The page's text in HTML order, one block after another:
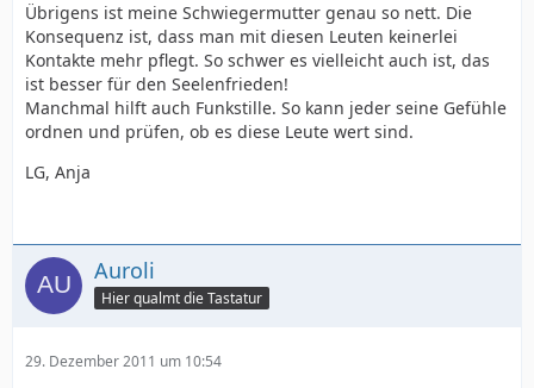
Übrigens ist meine Schwiegermutter genau so nett. Die
Konsequenz ist, dass man mit diesen Leuten keinerlei
Kontakte mehr pflegt. So schwer es vielleicht auch ist, das
ist besser für den Seelenfrieden!
Manchmal hilft auch Funkstille. So kann jeder seine Gefühle
ordnen und prüfen, ob es diese Leute wert sind.
LG, Anja
Auroli
Hier qualmt die Tastatur
29. Dezember 2011 um 10:54